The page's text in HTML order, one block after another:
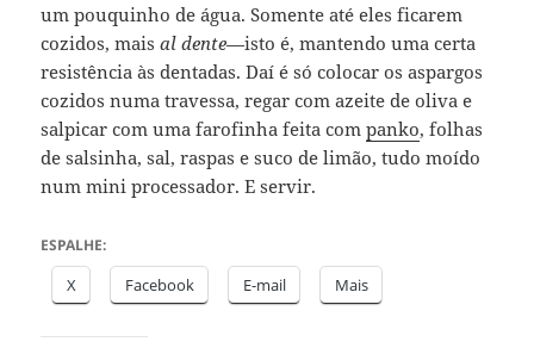
um pouquinho de água. Somente até eles ficarem
cozidos, maisal dente—isto é, mantendo uma certa
resistência às dentadas. Daí é só colocar os aspargos
cozidos numa travessa, regar com azeite de oliva e
salpicar com uma farofinha feita companko, folhas
de salsinha, sal, raspas e suco de limão, tudo moído
num mini processador. E servir.
ESPALHE:
X Facebook E-mail Mais